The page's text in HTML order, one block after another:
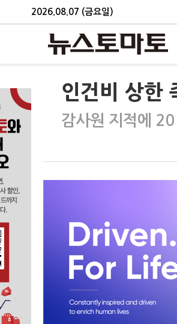
2026.08.07 (금요일)
인건비 상한
감사원 지적에